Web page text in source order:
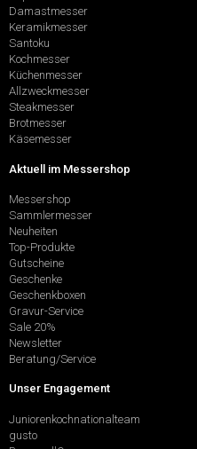
Damastmesser
Keramikmesser
Santoku
Kochmesser
Küchenmesser
Allzweckmesser
Steakmesser
Brotmesser
Käsemesser
Aktuell im Messershop
Messershop
Sammlermesser
Neuheiten
Top-Produkte
Gutscheine
Geschenke
Geschenkboxen
Gravur-Service
Sale 20%
Newsletter
Beratung/Service
Unser Engagement
Juniorenkochnationalteam
gusto